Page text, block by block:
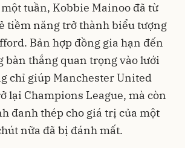
tuần, Kobbie Mainoo đã từ
tiềm năng trở thành biểu tượng
Bản hợp đồng gia hạn đến
bàn thắng quan trọng vào lưới
chỉ giúp Manchester United
lại Champions League, mà còn
đanh thép cho giá trị của một
nữa đã bị đánh mất.